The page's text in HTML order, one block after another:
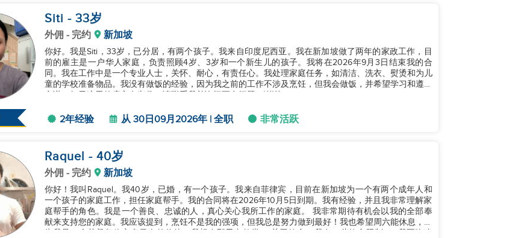
Siti - 33岁
外佣 - 完约 新加坡
你好。我是Siti，33岁，已分居，有两个孩子。我来自印度尼西亚。我在新加坡做了两年的家政工作，目
前的雇主是一户华人家庭，负责照顾4岁、3岁和一个新生儿的孩子。我将在2026年9月3日结束我的合
同。我在工作中是一个专业人士，关怀、耐心，有责任心。我处理家庭任务，如清洁、洗衣、熨烫和为儿
童的学校准备物品。我没有做饭的经验，因为我之前的工作不涉及烹饪，但我会做饭，并希望学习和遵循
2年经验 从 30日09月2026年 | 全职 非常活跃
Raquel - 40岁
外佣 - 完约 新加坡
你好！我叫Raquel。我40岁，已婚，有一个孩子。我来自菲律宾，目前在新加坡为一个有两个成年人和
一个孩子的家庭工作，担任家庭帮手。我的合同将在2026年10月5日到期。我有经验，并且我非常理解家
庭帮手的角色。我是一个善良、忠诚的人，真心关心我所工作的家庭。 我非常期待有机会以我的全部奉
献来支持您的家庭。我应该提到，烹饪不是我的强项，但我总是努力做到最好！我也希望周六能休息，因